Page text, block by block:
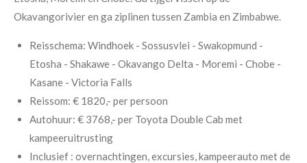
Okavangorivier en ga ziplinen tussen Zambia en Zimbabwe.
Reisschema: Windhoek - Sossusvlei - Swakopmund -
Etosha - Shakawe - Okavango Delta - Moremi - Chobe -
Kasane - Victoria Falls
Reissom: € 1820,- per persoon
Autohuur: € 3768,- per Toyota Double Cab met
kampeeruitrusting
Inclusief : overnachtingen, excursies, kampeerauto met de